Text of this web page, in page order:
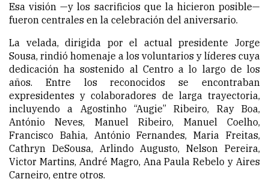
Esa visión —y los sacrificios que la hicieron posible—
fueron centrales en la celebración del aniversario.
La velada, dirigida por el actual presidente Jorge
Sousa, rindió homenaje a los voluntarios y líderes cuya
dedicación ha sostenido al Centro a lo largo de los
años. Entre los reconocidos se encontraban
expresidentes y colaboradores de larga trayectoria,
incluyendo a Agostinho “Augie” Ribeiro, Ray Boa,
António Neves, Manuel Ribeiro, Manuel Coelho,
Francisco Bahia, António Fernandes, Maria Freitas,
Cathryn DeSousa, Arlindo Augusto, Nelson Pereira,
Victor Martins, André Magro, Ana Paula Rebelo y Aires
Carneiro, entre otros.